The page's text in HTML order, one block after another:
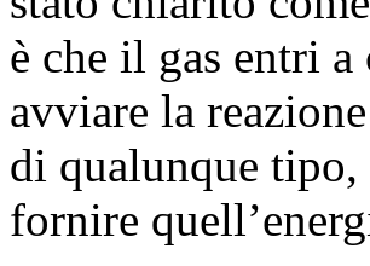
è che il gas entri
avviare la
di qualunque tipo,
fornire